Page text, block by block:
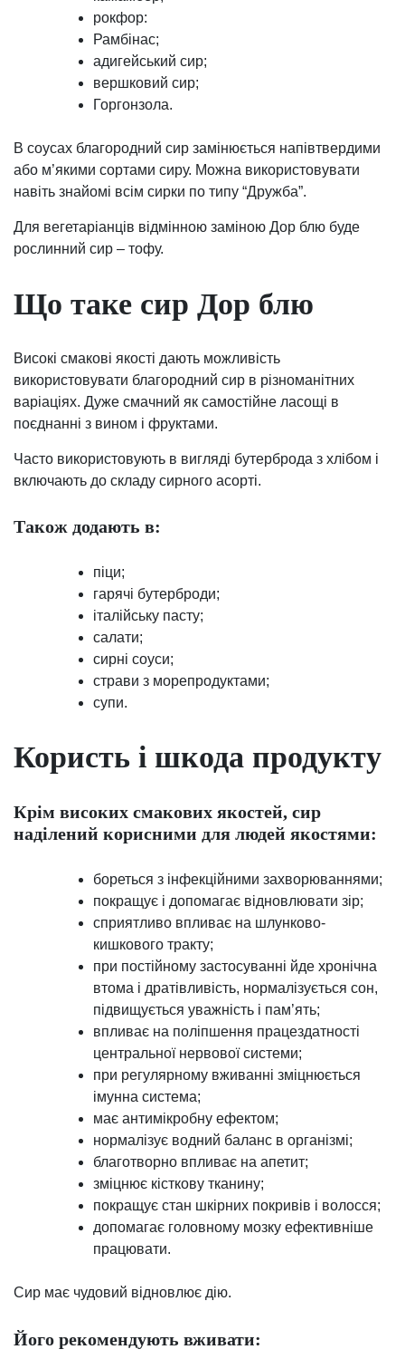
рокфор:
Рамбінас;
адигейський сир;
вершковий сир;
Горгонзола.
В соусах благородний сир замінюється напівтвердими
або м’якими сортами сиру. Можна використовувати
навіть знайомі всім сирки по типу “Дружба”.
Для вегетаріанців відмінною заміною Дор блю буде
рослинний сир – тофу.
Що таке сир Дор блю
Високі смакові якості дають можливість
використовувати благородний сир в різноманітних
варіаціях. Дуже смачний як самостійне ласощі в
поєднанні з вином і фруктами.
Часто використовують в вигляді бутерброда з хлібом і
включають до складу сирного асорті.
Також додають в:
піци;
гарячі бутерброди;
італійську пасту;
салати;
сирні соуси;
страви з морепродуктами;
супи.
Користь і шкода продукту
Крім високих смакових якостей, сир
наділений корисними для людей якостями:
бореться з інфекційними захворюваннями;
покращує і допомагає відновлювати зір;
сприятливо впливає на шлунково-
кишкового тракту;
при постійному застосуванні йде хронічна
втома і дратівливість, нормалізується сон,
підвищується уважність і пам’ять;
впливає на поліпшення працездатності
центральної нервової системи;
при регулярному вживанні зміцнюється
імунна система;
має антимікробну ефектом;
нормалізує водний баланс в організмі;
благотворно впливає на апетит;
зміцнює кісткову тканину;
покращує стан шкірних покривів і волосся;
допомагає головному мозку ефективніше
працювати.
Сир має чудовий відновлює дію.
Його рекомендують вживати: